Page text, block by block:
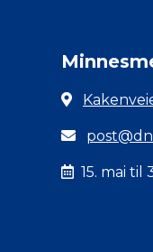
15. mai til